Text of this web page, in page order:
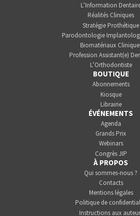
L’Information
Réalités Cliniques
Stratégie Prothétique
Parodontologie
Biomatériaux
Profession Assistant(e)
L’Orthodontiste
BOUTIQUE
Abonnements
Kiosque
Librairie
ÉVÉNEMENTS
Agenda
Grands Prix
Webinars
Congrès JIP
À PROPOS
Qui sommes-nous ?
Contacts
Mentions légales
Politique de
Instructions aux